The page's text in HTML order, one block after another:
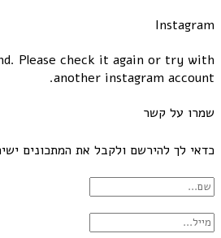
Instagram
Please check it again or try with
another instagram account.
שמרו על קשר
כדאי לך להירשם ולקבל את המתכונים